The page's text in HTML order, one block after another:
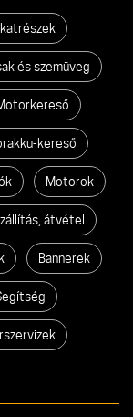
és szemüveg
kereső
Motorok
átvétel
Bannerek